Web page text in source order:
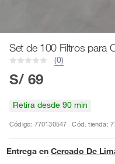
Set de 100 Filtros para
(0)
S/ 69
Retira desde 90 min
Código: 770130547 Cód. tienda:
Entrega en Cercado De